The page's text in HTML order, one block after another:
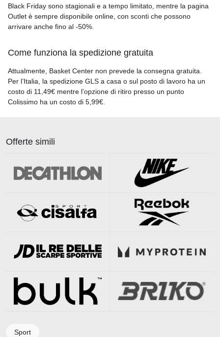
Black Friday sono stagionali e a tempo limitato, mentre la pagina
Outlet è sempre disponibile online, con sconti che possono
arrivare anche fino al -50%.
Come funziona la spedizione gratuita
Attualmente, Basket Center non prevede la consegna gratuita.
Per l’Italia, la spedizione GLS a casa o sul posto di lavoro ha un
costo di 11,49€ mentre l’opzione di ritiro presso un punto
Colissimo ha un costo di 5,99€.
Offerte simili
Sport